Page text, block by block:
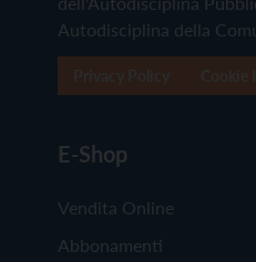
Autodisciplina della
E-Shop
Vendita Online
Abbonamenti